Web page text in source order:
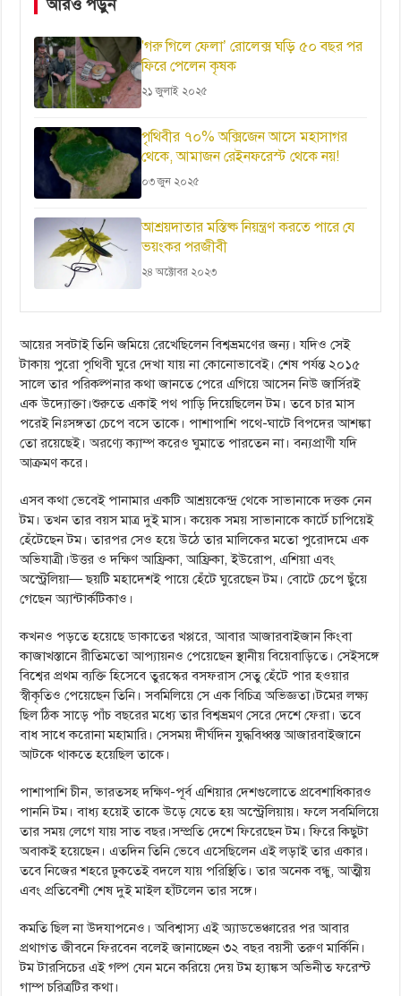
আরও পড়ুন
'গরু গিলে ফেলা’ রোলেক্স ঘড়ি ৫০ বছর পর
ফিরে পেলেন কৃষক
২১ জুলাই ২০২৫
পৃথিবীর ৭০% অক্সিজেন আসে মহাসাগর
থেকে, আমাজন রেইনফরেস্ট থেকে নয়!
০৩ জুন ২০২৫
আশ্রয়দাতার মস্তিষ্ক নিয়ন্ত্রণ করতে পারে যে
ভয়ংকর পরজীবী
২৪ অক্টোবর ২০২৩
আয়ের সবটাই তিনি জমিয়ে রেখেছিলেন বিশ্বভ্রমণের জন্য। যদিও সেই
টাকায় পুরো পৃথিবী ঘুরে দেখা যায় না কোনোভাবেই। শেষ পর্যন্ত ২০১৫
সালে তার পরিকল্পনার কথা জানতে পেরে এগিয়ে আসেন নিউ জার্সিরই
এক উদ্যোক্তা।শুরুতে একাই পথ পাড়ি দিয়েছিলেন টম। তবে চার মাস
পরেই নিঃসঙ্গতা চেপে বসে তাকে। পাশাপাশি পথে-ঘাটে বিপদের আশঙ্কা
তো রয়েছেই। অরণ্যে ক্যাম্প করেও ঘুমাতে পারতেন না। বন্যপ্রাণী যদি
আক্রমণ করে।
এসব কথা ভেবেই পানামার একটি আশ্রয়কেন্দ্র থেকে সাভানাকে দত্তক নেন
টম। তখন তার বয়স মাত্র দুই মাস। কয়েক সময় সাভানাকে কার্টে চাপিয়েই
হেঁটেছেন টম। তারপর সেও হয়ে উঠে তার মালিকের মতো পুরোদমে এক
অভিযাত্রী।উত্তর ও দক্ষিণ আফ্রিকা, আফ্রিকা, ইউরোপ, এশিয়া এবং
অস্ট্রেলিয়া— ছয়টি মহাদেশই পায়ে হেঁটে ঘুরেছেন টম। বোটে চেপে ছুঁয়ে
গেছেন অ্যান্টার্কটিকাও।
কখনও পড়তে হয়েছে ডাকাতের খপ্পরে, আবার আজারবাইজান কিংবা
কাজাখস্তানে রীতিমতো আপ্যায়নও পেয়েছেন স্থানীয় বিয়েবাড়িতে। সেইসঙ্গে
বিশ্বের প্রথম ব্যক্তি হিসেবে তুরস্কের বসফরাস সেতু হেঁটে পার হওয়ার
স্বীকৃতিও পেয়েছেন তিনি। সবমিলিয়ে সে এক বিচিত্র অভিজ্ঞতা।টমের লক্ষ্য
ছিল ঠিক সাড়ে পাঁচ বছরের মধ্যে তার বিশ্বভ্রমণ সেরে দেশে ফেরা। তবে
বাধ সাধে করোনা মহামারি। সেসময় দীর্ঘদিন যুদ্ধবিধ্বস্ত আজারবাইজানে
আটকে থাকতে হয়েছিল তাকে।
পাশাপাশি চীন, ভারতসহ দক্ষিণ-পূর্ব এশিয়ার দেশগুলোতে প্রবেশাধিকারও
পাননি টম। বাধ্য হয়েই তাকে উড়ে যেতে হয় অস্ট্রেলিয়ায়। ফলে সবমিলিয়ে
তার সময় লেগে যায় সাত বছর।সম্প্রতি দেশে ফিরেছেন টম। ফিরে কিছুটা
অবাকই হয়েছেন। এতদিন তিনি ভেবে এসেছিলেন এই লড়াই তার একার।
তবে নিজের শহরে ঢুকতেই বদলে যায় পরিস্থিতি। তার অনেক বন্ধু, আত্মীয়
এবং প্রতিবেশী শেষ দুই মাইল হাঁটলেন তার সঙ্গে।
কমতি ছিল না উদযাপনেও। অবিশ্বাস্য এই অ্যাডভেঞ্চারের পর আবার
প্রথাগত জীবনে ফিরবেন বলেই জানাচ্ছেন ৩২ বছর বয়সী তরুণ মার্কিনি।
টম টারসিচের এই গল্প যেন মনে করিয়ে দেয় টম হ্যাঙ্কস অভিনীত ফরেস্ট
গাম্প চরিত্রটির কথা।